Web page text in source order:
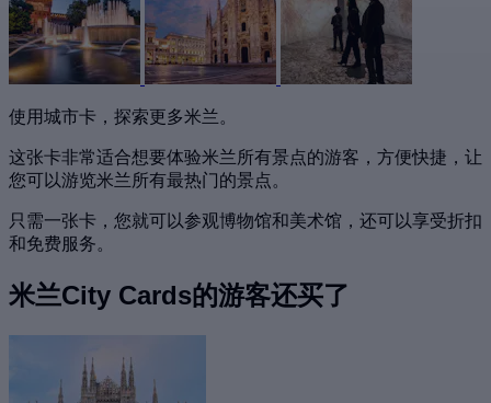
使用城市卡，探索更多米兰。
这张卡非常适合想要体验米兰所有景点的游客，方便快捷，让
您可以游览米兰所有最热门的景点。
只需一张卡，您就可以参观博物馆和美术馆，还可以享受折扣
和免费服务。
米兰City Cards的游客还买了